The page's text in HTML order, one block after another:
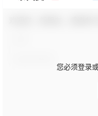
您必须登录